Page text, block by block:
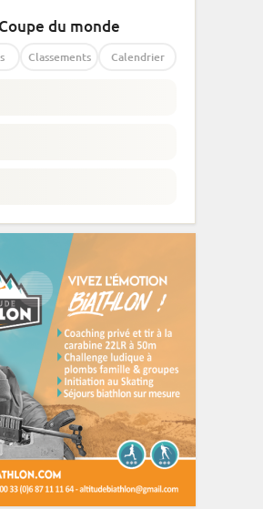
Coupe du monde
Classements Calendrier